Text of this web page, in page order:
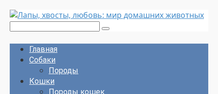
Перейти
к
Поиск:
Главная
Собаки
Породы
Кошки
Породы кошек